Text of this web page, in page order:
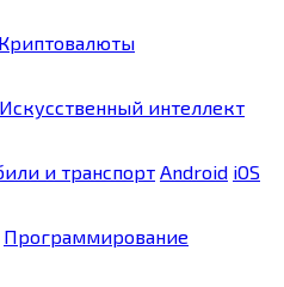
Криптовалюты
Искусственный интеллект
и транспорт Android iOS
Программирование